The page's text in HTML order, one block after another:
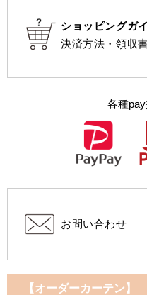
ショッピングガ
決済方法・領収
各種
お問い合わせ
【オーダーカーテン】